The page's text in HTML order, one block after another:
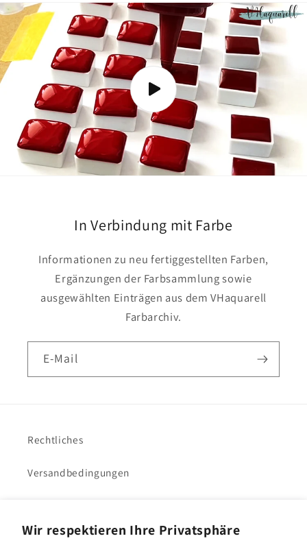
Wir respektieren Ihre Privatsphäre
g
e
n
In Verbindung mit Farbe
Informationen zu neu fertiggestellten Farben,
Ergänzungen der Farbsammlung sowie
ausgewählten Einträgen aus dem VHaquarell
Farbarchiv.
E-Mail
Rechtliches
Versandbedingungen
VHacademy